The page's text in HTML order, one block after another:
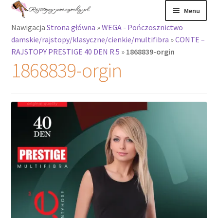
Przejdź
nawigacji
Przejdź
treści
Menu
Rajstopy
Rozwiń
menu
potomne
Podkolanówki i
skarpetki
Wszystkie
Recenzje
Rozwiń
menu
Nawigacja Strona główna »WEGA - Pończosznictwo
damskie/rajstopy/klasyczne/cienkie/multifibra »CONTE –
RAJSTOPY PRESTIGE 40 DEN R.5 » 1868839-orgin
1868839-orgin